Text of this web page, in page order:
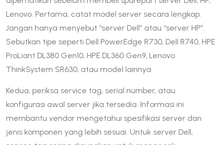
Lenovo. Pertama, catat model server secara lengkap.
Jangan hanya menyebut “server Dell” atau “server HP”.
Sebutkan tipe seperti Dell PowerEdge R730, Dell R740, HPE
ProLiant DL380 Gen10, HPE DL360 Gen9, Lenovo
ThinkSystem SR630, atau model lainnya.
Kedua, periksa service tag, serial number, atau
konfigurasi awal server jika tersedia. Informasi ini
membantu vendor mengetahui spesifikasi server dan
jenis komponen yang lebih sesuai. Untuk server Dell,